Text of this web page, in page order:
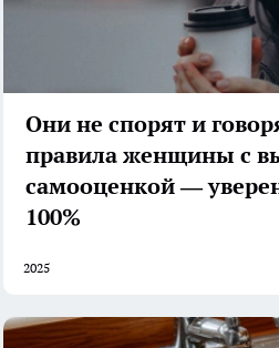
Они не спорят и
правила женщины с
самооценкой —
100%
2025